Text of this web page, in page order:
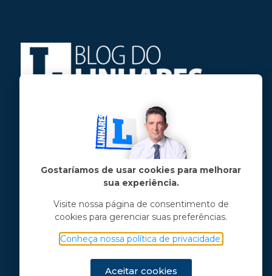
Jose Linhares Jr é maranhense.
Formado em Jornalismo, estudou filosofia
e tem pós-graduações em ciência política
e marketing político.
Menu principal
Notícias
Opinião
Chama o Linhares
Gostaríamos de usar cookies para melhorar
sua experiência.
Visite nossa página de consentimento de
cookies para gerenciar suas preferências.
Conheça nossa política de privacidade.
Aceitar cookies